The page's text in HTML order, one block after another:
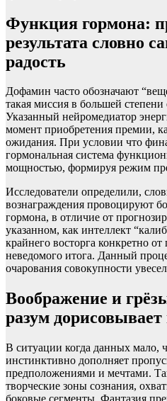
Функция гормона:
результата словно
радость
Дофамин часто обозначают
такая миссия в большей
Указанный нейромедиатор
момент приобретения премии,
ожидания. При условии что
гормональная система
мощностью, формируя режим
Исследователи определили,
вознаграждения провоцируют
гормона, в отличие от
указанном, как интеллект
крайнего восторга конкретно
неведомого итога. Данный
очарования совокупности
Воображение и
разум
В ситуации когда данных мало,
инстинктивно дополняет
предположениями и мечтами.
творческие зоны сознания,